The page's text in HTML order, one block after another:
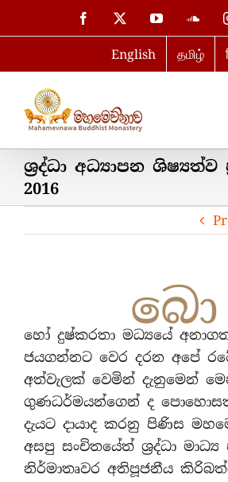
to
Facebook YouTube
English தமிழ்
ශ්‍රද්ධා අධ්‍යාපන ශිෂ්‍යත්ව
2016
බො
හෝ දුෂ්කරතා මධ්‍යයේ
ජයගන්නට වෙර දරන අපේ
අත්වැලක් වෙමින් දැනුමෙන්
ගුණධර්මයන්ගෙන් ද
දැයට දායාද කරනු පිණිස
අසපු සංචිතයේත් ශ්‍රද්ධා මාධ්‍ය
නිර්මාතෘවර අතිපූජනීය